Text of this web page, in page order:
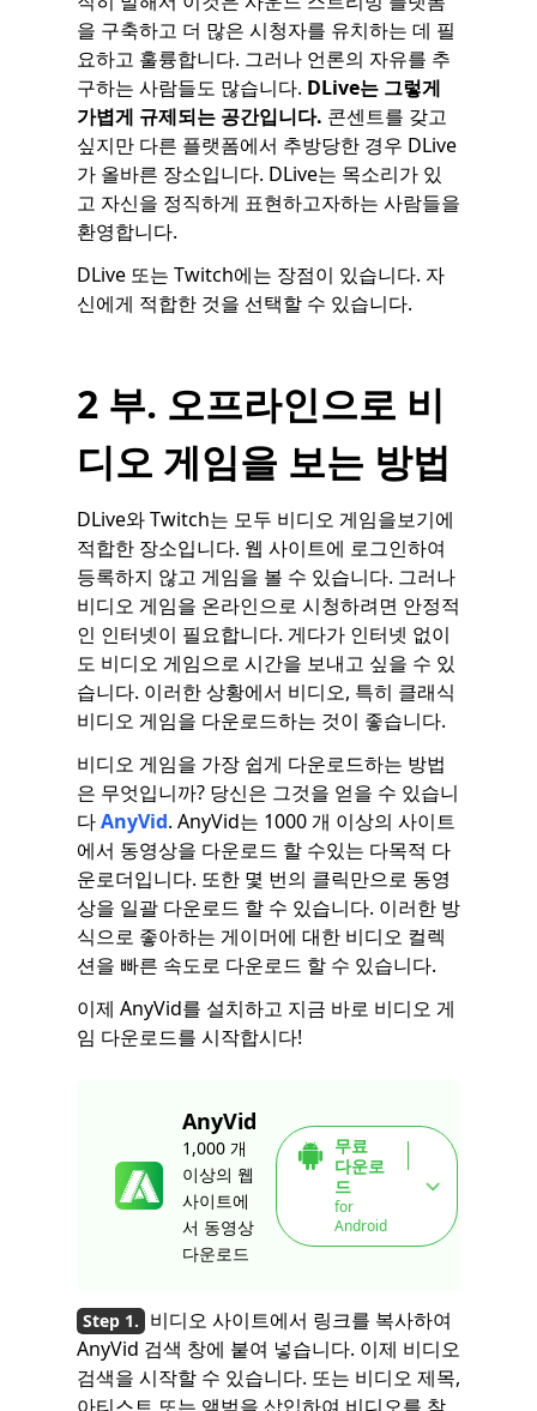
을 구축하고 더 많은 시청자를 유치하는 데 필
요하고 훌륭합니다. 그러나 언론의 자유를 추
구하는 사람들도 많습니다. DLive는 그렇게
가볍게 규제되는 공간입니다. 콘센트를 갖고
싶지만 다른 플랫폼에서 추방당한 경우 DLive
가 올바른 장소입니다. DLive는 목소리가 있
고 자신을 정직하게 표현하고자하는 사람들을
환영합니다.
DLive 또는 Twitch에는 장점이 있습니다. 자
신에게 적합한 것을 선택할 수 있습니다.
2 부. 오프라인으로 비
디오 게임을 보는 방법
DLive와 Twitch는 모두 비디오 게임을보기에
적합한 장소입니다. 웹 사이트에 로그인하여
등록하지 않고 게임을 볼 수 있습니다. 그러나
비디오 게임을 온라인으로 시청하려면 안정적
인 인터넷이 필요합니다. 게다가 인터넷 없이
도 비디오 게임으로 시간을 보내고 싶을 수 있
습니다. 이러한 상황에서 비디오, 특히 클래식
비디오 게임을 다운로드하는 것이 좋습니다.
비디오 게임을 가장 쉽게 다운로드하는 방법
은 무엇입니까? 당신은 그것을 얻을 수 있습니
다AnyVid. AnyVid는 1000 개 이상의 사이트
에서 동영상을 다운로드 할 수있는 다목적 다
운로더입니다. 또한 몇 번의 클릭만으로 동영
상을 일괄 다운로드 할 수 있습니다. 이러한 방
식으로 좋아하는 게이머에 대한 비디오 컬렉
션을 빠른 속도로 다운로드 할 수 있습니다.
이제 AnyVid를 설치하고 지금 바로 비디오 게
임 다운로드를 시작합시다!
AnyVid
1,000 개
이상의 웹
사이트에
서 동영상
다운로드
무료
다운로
드
for
Android
비디오 사이트에서 링크를 복사하여
AnyVid 검색 창에 붙여 넣습니다. 이제 비디오
검색을 시작할 수 있습니다. 또는 비디오 제목,